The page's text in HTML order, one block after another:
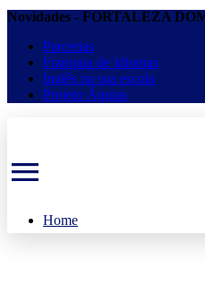
Novidades - FORTALEZA
Parcerias
Franquia de Idiomas
Inglês na sua escola
Projeto Águias
menu
Home